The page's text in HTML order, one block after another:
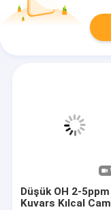
Düşük OH 2-5ppm
Kuvars Kılcal Cam